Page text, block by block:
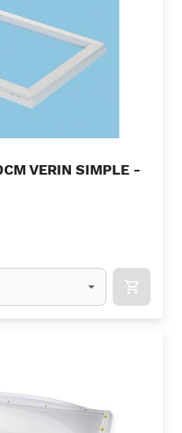
VERIN SIMPLE -